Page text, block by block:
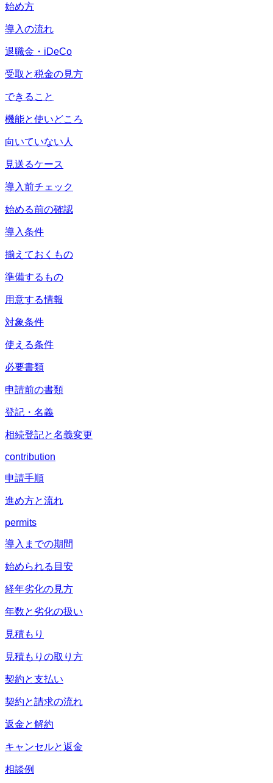
始め方
導入の流れ
退職金・iDeCo
受取と税金の見方
できること
機能と使いどころ
向いていない人
見送るケース
導入前チェック
始める前の確認
導入条件
揃えておくもの
準備するもの
用意する情報
対象条件
使える条件
必要書類
申請前の書類
登記・名義
相続登記と名義変更
contribution
申請手順
進め方と流れ
permits
導入までの期間
始められる目安
経年劣化の見方
年数と劣化の扱い
見積もり
見積もりの取り方
契約と支払い
契約と請求の流れ
返金と解約
キャンセルと返金
相談例